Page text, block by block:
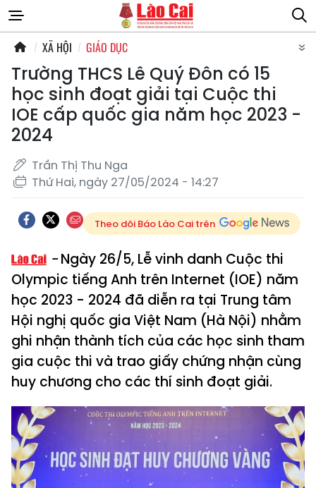
XÃ HỘI GIÁO DỤC
Trường THCS Lê Quý Đôn có 15
học sinh đoạt giải tại Cuộc thi
IOE cấp quốc gia năm học 2023 -
2024
Trần Thị Thu Nga
Thứ Hai, ngày 27/05/2024 - 14:27
Theo dõi Báo Lào Cai trên
Ngày 26/5, Lễ vinh danh Cuộc thi
Olympic tiếng Anh trên Internet (IOE) năm
học 2023 - 2024 đã diễn ra tại Trung tâm
Hội nghị quốc gia Việt Nam (Hà Nội) nhằm
ghi nhận thành tích của các học sinh tham
gia cuộc thi và trao giấy chứng nhận cùng
huy chương cho các thí sinh đoạt giải.